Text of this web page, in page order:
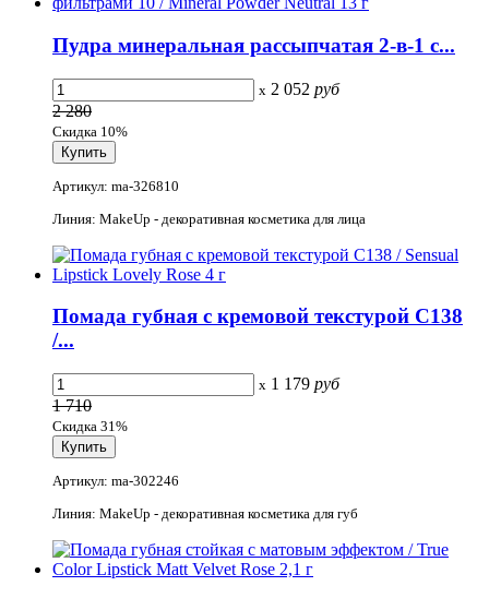
Пудра минеральная рассыпчатая 2-в-1 с...
x 2 052 руб
2 280
Скидка 10%
Артикул: ma-326810
Линия: MakeUp - декоративная косметика для лица
Помада губная с кремовой текстурой C138
/...
x 1 179 руб
1 710
Скидка 31%
Артикул: ma-302246
Линия: MakeUp - декоративная косметика для губ